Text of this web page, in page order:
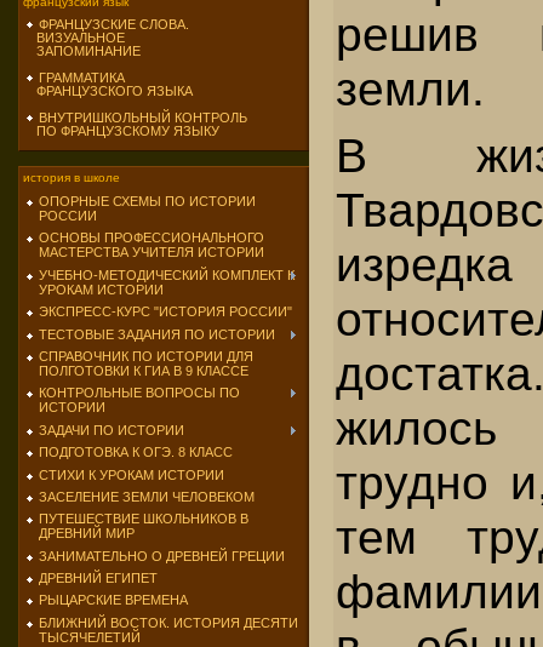
ФРАНЦУЗСКИЕ СЛОВА.
ВИЗУАЛЬНОЕ
ЗАПОМИНАНИЕ
ГРАММАТИКА
ФРАНЦУЗСКОГО ЯЗЫКА
ВНУТРИШКОЛЬНЫЙ КОНТРОЛЬ
ПО ФРАНЦУЗСКОМУ ЯЗЫКУ
история в школе
ОПОРНЫЕ СХЕМЫ ПО ИСТОРИИ
РОССИИ
ОСНОВЫ ПРОФЕССИОНАЛЬНОГО
МАСТЕРСТВА УЧИТЕЛЯ ИСТОРИИ
УЧЕБНО-МЕТОДИЧЕСКИЙ КОМПЛЕКТ К
УРОКАМ ИСТОРИИ
ЭКСПРЕСС-КУРС "ИСТОРИЯ РОССИИ"
ТЕСТОВЫЕ ЗАДАНИЯ ПО ИСТОРИИ
СПРАВОЧНИК ПО ИСТОРИИ ДЛЯ
ПОЛГОТОВКИ К ГИА В 9 КЛАССЕ
КОНТРОЛЬНЫЕ ВОПРОСЫ ПО
ИСТОРИИ
ЗАДАЧИ ПО ИСТОРИИ
ПОДГОТОВКА К ОГЭ. 8 КЛАСС
СТИХИ К УРОКАМ ИСТОРИИ
ЗАСЕЛЕНИЕ ЗЕМЛИ ЧЕЛОВЕКОМ
ПУТЕШЕСТВИЕ ШКОЛЬНИКОВ В
ДРЕВНИЙ МИР
ЗАНИМАТЕЛЬНО О ДРЕВНЕЙ ГРЕЦИИ
ДРЕВНИЙ ЕГИПЕТ
РЫЦАРСКИЕ ВРЕМЕНА
БЛИЖНИЙ ВОСТОК. ИСТОРИЯ ДЕСЯТИ
ТЫСЯЧЕЛЕТИЙ
ре­шив
земли.
В
трудно
тем